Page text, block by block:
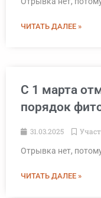
ЧИТАТЬ ДАЛЕЕ »
С 1 марта
порядок
31.03.2025
Отрывка нет,
ЧИТАТЬ ДАЛЕЕ »